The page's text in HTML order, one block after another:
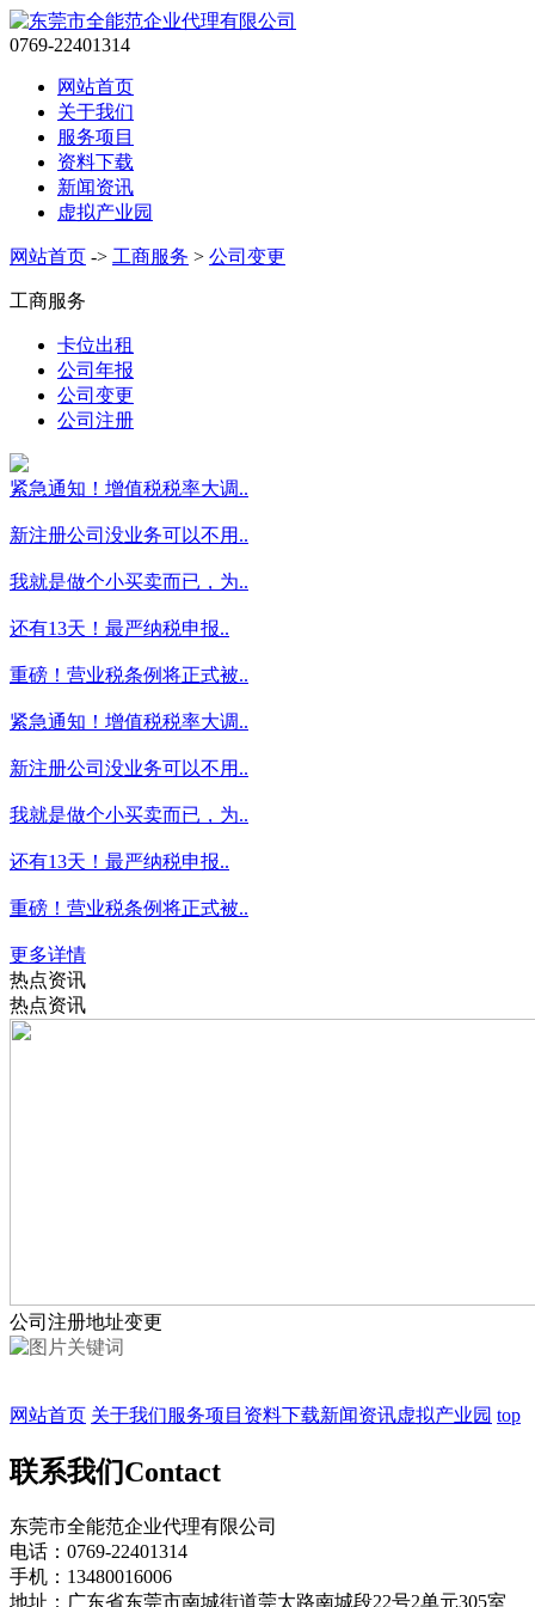
0769-22401314
网站首页
关于我们
服务项目
资料下载
新闻资讯
虚拟产业园
网站首页 -> 工商服务 > 公司变更
工商服务
卡位出租
公司年报
公司变更
公司注册
紧急通知！增值税税率大调..
新注册公司没业务可以不用..
我就是做个小买卖而已，为..
还有13天！最严纳税申报..
重磅！营业税条例将正式被..
紧急通知！增值税税率大调..
新注册公司没业务可以不用..
我就是做个小买卖而已，为..
还有13天！最严纳税申报..
重磅！营业税条例将正式被..
更多详情
热点资讯
热点资讯
公司注册地址变更
网站首页 关于我们服务项目 资料下载新闻资讯虚拟产业园 top
联系我们Contact
东莞市全能范企业代理有限公司
电话：0769-22401314
手机：13480016006
地址：广东省东莞市南城街道莞太路南城段22号2单元305室